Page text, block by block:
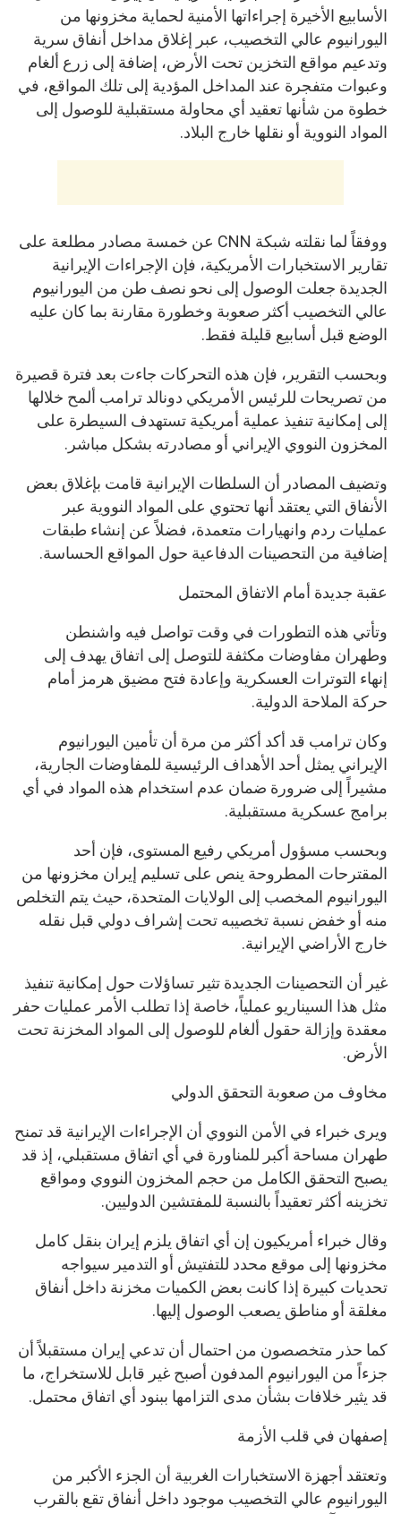
الأسابيع الأخيرة إجراءاتها الأمنية لحماية مخزونها من
اليورانيوم عالي التخصيب، عبر إغلاق مداخل أنفاق سرية
وتدعيم مواقع التخزين تحت الأرض، إضافة إلى زرع ألغام
وعبوات متفجرة عند المداخل المؤدية إلى تلك المواقع، في
خطوة من شأنها تعقيد أي محاولة مستقبلية للوصول إلى
المواد النووية أو نقلها خارج البلاد.
ووفقاً لما نقلته شبكة CNN عن خمسة مصادر مطلعة على
تقارير الاستخبارات الأمريكية، فإن الإجراءات الإيرانية
الجديدة جعلت الوصول إلى نحو نصف طن من اليورانيوم
عالي التخصيب أكثر صعوبة وخطورة مقارنة بما كان عليه
الوضع قبل أسابيع قليلة فقط.
وبحسب التقرير، فإن هذه التحركات جاءت بعد فترة قصيرة
من تصريحات للرئيس الأمريكي دونالد ترامب ألمح خلالها
إلى إمكانية تنفيذ عملية أمريكية تستهدف السيطرة على
المخزون النووي الإيراني أو مصادرته بشكل مباشر.
وتضيف المصادر أن السلطات الإيرانية قامت بإغلاق بعض
الأنفاق التي يعتقد أنها تحتوي على المواد النووية عبر
عمليات ردم وانهيارات متعمدة، فضلاً عن إنشاء طبقات
إضافية من التحصينات الدفاعية حول المواقع الحساسة.
عقبة جديدة أمام الاتفاق المحتمل
وتأتي هذه التطورات في وقت تواصل فيه واشنطن
وطهران مفاوضات مكثفة للتوصل إلى اتفاق يهدف إلى
إنهاء التوترات العسكرية وإعادة فتح مضيق هرمز أمام
حركة الملاحة الدولية.
وكان ترامب قد أكد أكثر من مرة أن تأمين اليورانيوم
الإيراني يمثل أحد الأهداف الرئيسية للمفاوضات الجارية،
مشيراً إلى ضرورة ضمان عدم استخدام هذه المواد في أي
برامج عسكرية مستقبلية.
وبحسب مسؤول أمريكي رفيع المستوى، فإن أحد
المقترحات المطروحة ينص على تسليم إيران مخزونها من
اليورانيوم المخصب إلى الولايات المتحدة، حيث يتم التخلص
منه أو خفض نسبة تخصيبه تحت إشراف دولي قبل نقله
خارج الأراضي الإيرانية.
غير أن التحصينات الجديدة تثير تساؤلات حول إمكانية تنفيذ
مثل هذا السيناريو عملياً، خاصة إذا تطلب الأمر عمليات حفر
معقدة وإزالة حقول ألغام للوصول إلى المواد المخزنة تحت
الأرض.
مخاوف من صعوبة التحقق الدولي
ويرى خبراء في الأمن النووي أن الإجراءات الإيرانية قد تمنح
طهران مساحة أكبر للمناورة في أي اتفاق مستقبلي، إذ قد
يصبح التحقق الكامل من حجم المخزون النووي ومواقع
تخزينه أكثر تعقيداً بالنسبة للمفتشين الدوليين.
وقال خبراء أمريكيون إن أي اتفاق يلزم إيران بنقل كامل
مخزونها إلى موقع محدد للتفتيش أو التدمير سيواجه
تحديات كبيرة إذا كانت بعض الكميات مخزنة داخل أنفاق
مغلقة أو مناطق يصعب الوصول إليها.
كما حذر متخصصون من احتمال أن تدعي إيران مستقبلاً أن
جزءاً من اليورانيوم المدفون أصبح غير قابل للاستخراج، ما
قد يثير خلافات بشأن مدى التزامها ببنود أي اتفاق محتمل.
إصفهان في قلب الأزمة
وتعتقد أجهزة الاستخبارات الغربية أن الجزء الأكبر من
اليورانيوم عالي التخصيب موجود داخل أنفاق تقع بالقرب